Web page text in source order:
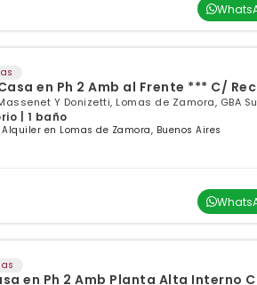
en Ph 2 Amb al Frente *** C/
Y Donizetti, Lomas de Zamora, GBA
| 1 baño
en Lomas de Zamora, Buenos Aires
en Ph 2 Amb Planta Alta Interno